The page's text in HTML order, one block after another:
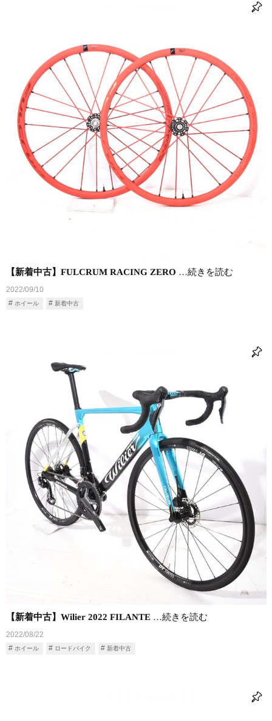
【新着中古】FULCRUM RACING ZERO …続きを読む
2022/09/10
ホイール 新着中古
【新着中古】Wilier 2022 FILANTE …続きを読む
2022/08/22
ホイール ロードバイク 新着中古